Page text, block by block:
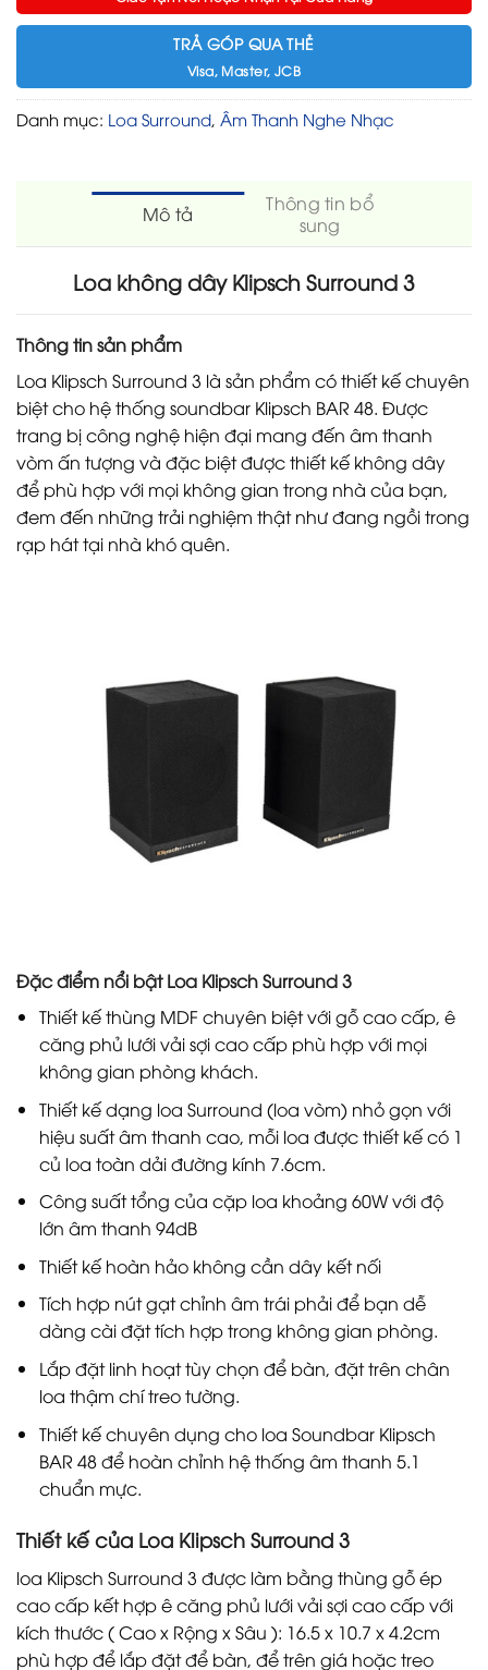
TRẢ GÓP QUA THẺ
Visa, Master, JCB
Danh mục: Loa Surround Âm Thanh Nghe Nhạc
Mô tả
Thông tin bổ
sung
Loa không dây Klipsch Surround 3
Thông tin sản phẩm
Loa Klipsch Surround 3 là sản phẩm có thiết kế chuyên
biệt cho hệ thống soundbar Klipsch BAR 48. Được
trang bị công nghệ hiện đại mang đến âm thanh
vòm ấn tượng và đặc biệt được thiết kế không dây
để phù hợp với mọi không gian trong nhà của bạn,
đem đến những trải nghiệm thật như đang ngồi trong
rạp hát tại nhà khó quên.
Đặc điểm nổi bật Loa Klipsch Surround 3
Thiết kế thùng MDF chuyên biệt với gỗ cao cấp, ê
căng phủ lưới vải sợi cao cấp phù hợp với mọi
không gian phòng khách.
Thiết kế dạng loa Surround (loa vòm) nhỏ gọn với
hiệu suất âm thanh cao, mỗi loa được thiết kế có 1
củ loa toàn dải đường kính 7.6cm.
Công suất tổng của cặp loa khoảng 60W với độ
lớn âm thanh 94dB
Thiết kế hoàn hảo không cần dây kết nối
Tích hợp nút gạt chỉnh âm trái phải để bạn dễ
dàng cài đặt tích hợp trong không gian phòng.
Lắp đặt linh hoạt tùy chọn để bàn, đặt trên chân
loa thậm chí treo tường.
Thiết kế chuyên dụng cho loa Soundbar Klipsch
BAR 48 để hoàn chỉnh hệ thống âm thanh 5.1
chuẩn mực.
Thiết kế của Loa Klipsch Surround 3
loa Klipsch Surround 3 được làm bằng thùng gỗ ép
cao cấp kết hợp ê căng phủ lưới vải sợi cao cấp với
kích thước ( Cao x Rộng x Sâu ): 16.5 x 10.7 x 4.2cm
phù hợp để lắp đặt để bàn, để trên giá hoặc treo